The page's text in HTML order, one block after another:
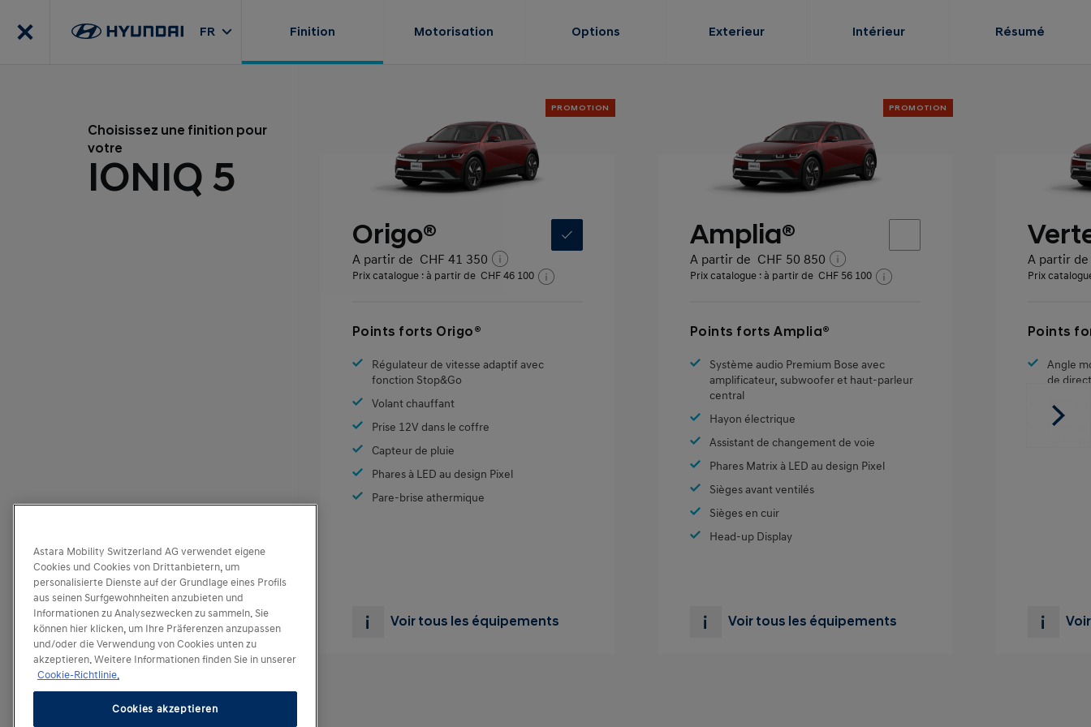
FR Finition Motorisation Options Exterieur Intérieur Résumé
Choisissez une finition pour
votre
IONIQ 5
PROMOTION
Origo®
A partir de CHF 41 350
Prix catalogue : à partir de CHF 46 100
Points forts Origo®
Régulateur de vitesse adaptif avec
fonction Stop&Go
Volant chauffant
Prise 12V dans le coffre
Capteur de pluie
Phares à LED au design Pixel
Pare-brise athermique
Voir tous les équipements
PROMOTION
Amplia®
A partir de CHF 50 850
Prix catalogue : à partir de CHF 56 100
Points forts Amplia®
Système audio Premium Bose avec
amplificateur, subwoofer et haut-parleur
central
Hayon électrique
Assistant de changement de voie
Phares Matrix à LED au design Pixel
Sièges avant ventilés
Sièges en cuir
Head-up Display
Voir tous les équipements
A partir de
Prix
Points
Angle
de
360°
Astara Mobility Switzerland AG verwendet eigene
Cookies und Cookies von Drittanbietern, um
personalisierte Dienste auf der Grundlage eines Profils
aus seinen Surfgewohnheiten anzubieten und
Informationen zu Analysezwecken zu sammeln. Sie
können hier klicken, um Ihre Präferenzen anzupassen
und/oder die Verwendung von Cookies unten zu
akzeptieren. Weitere Informationen finden Sie in unserer
Cookie-Richtlinie.
Cookies akzeptieren